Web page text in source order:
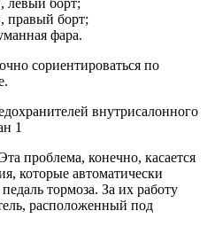
правый борт;
фара.
сориентироваться по
внутрисалонного
1
проблема, конечно, касается
которые автоматически
тормоза. За их работу
расположенный под